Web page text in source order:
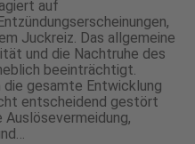
auf
Juckreiz. Das allgemeine
und die Nachtruhe des
beeinträchtigt.
die gesamte Entwicklung
entscheidend gestört